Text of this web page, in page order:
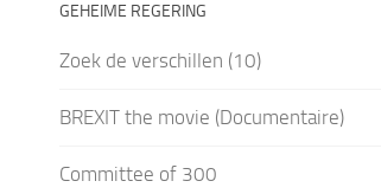
GEHEIME REGERING
Zoek de verschillen (10)
BREXIT the movie (Documentaire)
Committee of 300